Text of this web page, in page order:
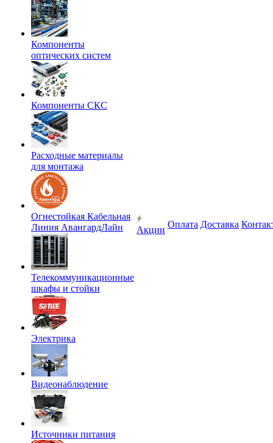
Компоненты
оптических систем
Компоненты СКС
Расходные материалы
для монтажа
Огнестойкая Кабельная
Линия АвангардЛайн
Телекоммуникационные
шкафы и стойки
Электрика
Видеонаблюдение
Источники питания
Акции
Оплата Доставка